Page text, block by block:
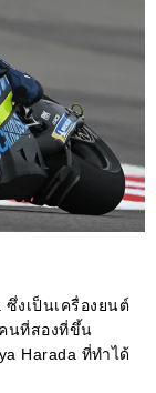
งเป็นเครื่องยนต์
นที่สองที่ขึ้น
Harada ที่ทำได้